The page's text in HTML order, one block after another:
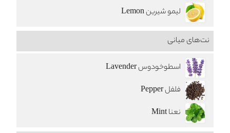
لیمو شیرین Lemon
نت‌های میانی
اسطوخودوس Lavender
فلفل Pepper
نعنا Mint